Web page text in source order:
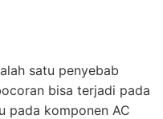
satu penyebab
bisa terjadi pada
pada komponen AC